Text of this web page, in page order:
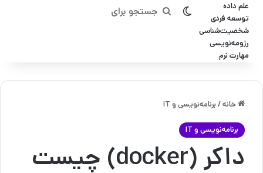
علم داده
توسعه فردی
شخصیت‌شناسی
رزومه‌نویسی
مهارت نرم
تغییر پوسته
جستجو
خانه/ برنامه‌نویسی و IT
برنامه‌نویسی و IT
داکر (docker) چیست